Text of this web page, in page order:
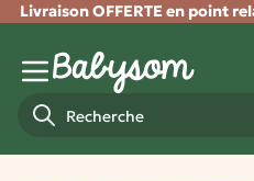
Livraison OFFERTE en point
Fermer
Menu mobile